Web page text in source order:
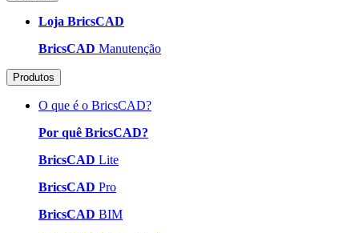
Loja BricsCAD
BricsCAD Manutenção
Produtos
O que é o BricsCAD?
Por quê BricsCAD?
BricsCAD Lite
BricsCAD Pro
BricsCAD BIM